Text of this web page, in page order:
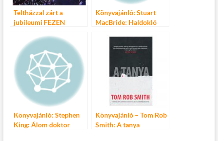
Teltházzal zárt a
jubileumi FEZEN
Könyvajánló: Stuart
MacBride: Haldokló
Könyvajánló: Stephen
King: Álom doktor
Könyvajánló – Tom Rob
Smith: A tanya